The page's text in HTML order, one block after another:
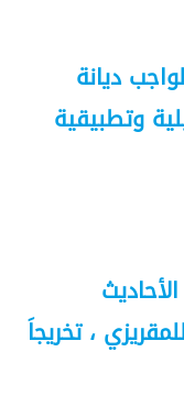
ديانة
وتطبيقية
، تخريجاَ